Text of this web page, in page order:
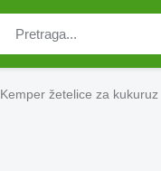
Kemper žetelice za kukuruz